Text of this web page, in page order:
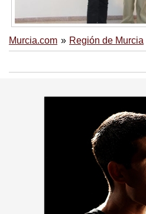
Murcia.com Región de Murcia